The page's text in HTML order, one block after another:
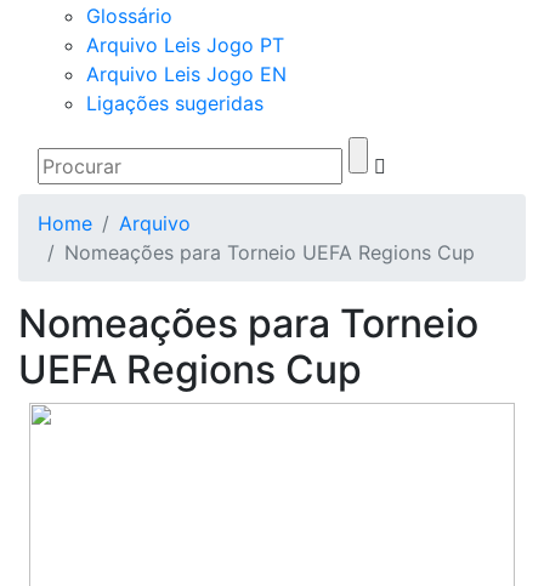
Glossário
Arquivo Leis Jogo PT
Arquivo Leis Jogo EN
Ligações sugeridas
Home
Arquivo
Nomeações para Torneio UEFA Regions Cup
Nomeações para Torneio
UEFA Regions Cup